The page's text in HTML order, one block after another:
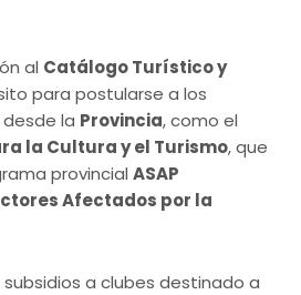
al Catálogo Turístico y
para postularse a los
la Provincia, como el
la Cultura y el Turismo, que
provincial ASAP
Afectados por la
a clubes destinado a